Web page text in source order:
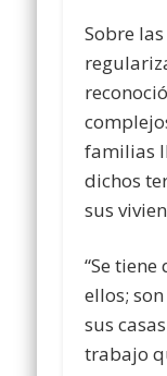
Sobre
familias
dichos
sus
“Se
ellos;
sus
trabajo